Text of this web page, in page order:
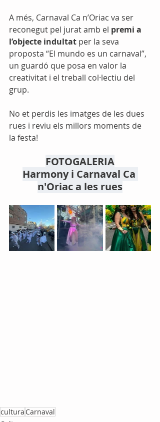
A més, Carnaval Ca n’Oriac va ser
reconegut pel jurat amb el premi a
l’objecte indultat per la seva
proposta “El mundo es un carnaval”,
un guardó que posa en valor la
creativitat i el treball col·lectiu del
grup.
No et perdis les imatges de les dues
rues i reviu els millors moments de
la festa!
FOTOGALERIA
Harmony i Carnaval Ca
n'Oriac a les rues
cultura Carnaval